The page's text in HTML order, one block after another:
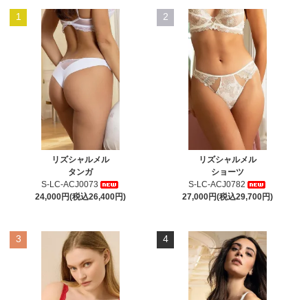
1
リズシャルメル
タンガ
S-LC-ACJ0073
24,000円(税込26,400円)
2
リズシャルメル
ショーツ
S-LC-ACJ0782
27,000円(税込29,700円)
3 4